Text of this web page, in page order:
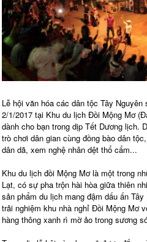
Lễ hội văn hóa các dân tộc Tây
2/1/2017 tại Khu du lịch Đồi Mộng Mơ
dành cho bạn trong dịp Tết Dương lịch.
trò chơi dân gian cùng đồng bào dân
dân dã, xem nghệ nhân dệt thổ cẩm...
Khu du lịch đồi Mộng Mơ là một trong
Lạt, có sự pha trộn hài hòa giữa thiên
sản phẩm du lịch mang đậm dấu ấn
trải nghiệm khu nhà nghỉ Đồi Mộng Mơ
hàng thông xanh rì mờ ảo trong sương